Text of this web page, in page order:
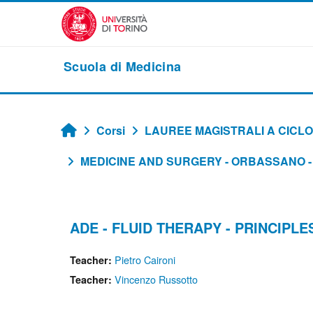
Vai al contenuto principale
Scuola di Medicina
Home
Corsi
LAUREE MAGISTRALI A
MEDICINE AND SURGERY - ORBASSANO
ADE - FLUID THERAPY -
Teacher: Pietro Caironi
Teacher: Vincenzo Russotto